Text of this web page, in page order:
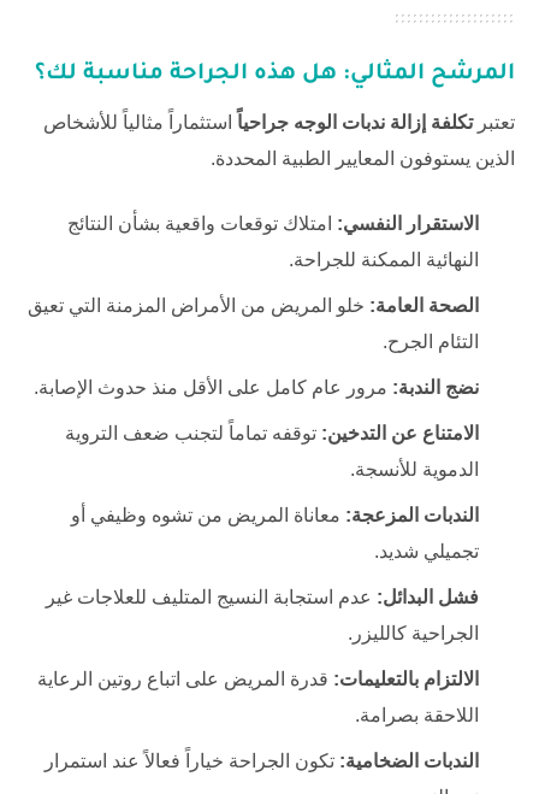
المرشح المثالي: هل هذه الجراحة مناسبة لك؟
تعتبرتكلفة إزالة ندبات الوجه جراحياً استثماراً مثالياً للأشخاص
الذين يستوفون المعايير الطبية المحددة.
الاستقرار النفسي: امتلاك توقعات واقعية بشأن النتائج
النهائية الممكنة للجراحة.
الصحة العامة: خلو المريض من الأمراض المزمنة التي تعيق
التئام الجرح.
نضج الندبة: مرور عام كامل على الأقل منذ حدوث الإصابة.
الامتناع عن التدخين: توقفه تماماً لتجنب ضعف التروية
الدموية للأنسجة.
الندبات المزعجة: معاناة المريض من تشوه وظيفي أو
تجميلي شديد.
فشل البدائل: عدم استجابة النسيج المتليف للعلاجات غير
الجراحية كالليزر.
الالتزام بالتعليمات: قدرة المريض على اتباع روتين الرعاية
اللاحقة بصرامة.
الندبات الضخامية: تكون الجراحة خياراً فعالاً عند استمرار